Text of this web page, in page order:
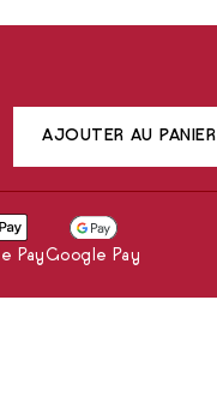
AJOUTER AU PANIER
PayGoogle Pay